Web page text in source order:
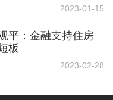
2023-01-15
平：金融支持住房
板
2023-02-28